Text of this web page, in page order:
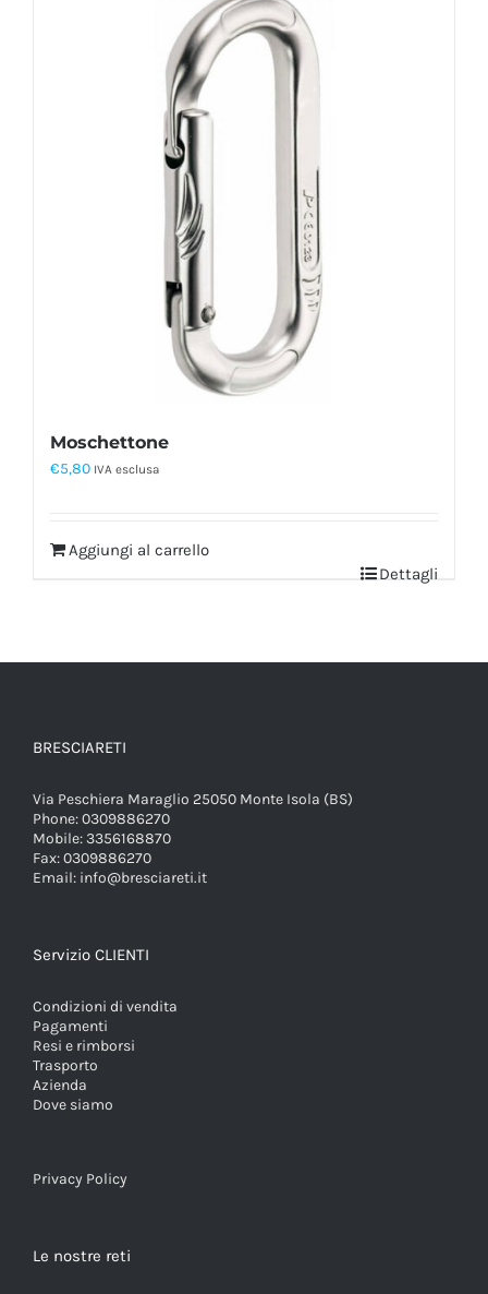
Moschettone
€5,80 IVA esclusa
Aggiungi al carrello
Dettagli
BRESCIARETI
Via Peschiera Maraglio 25050 Monte Isola (BS)
Phone:0309886270
Mobile:3356168870
Fax:0309886270
Email: info@bresciareti.it
Servizio CLIENTI
Condizioni di vendita
Pagamenti
Resi e rimborsi
Trasporto
Azienda
Dove siamo
Privacy Policy
Le nostre reti